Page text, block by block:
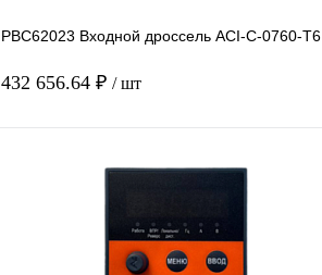
PBC62023 Входной дроссель ACI-C-0760-T6
432 656.64 ₽ / шт
В корзину
Сравнение
Под заказ